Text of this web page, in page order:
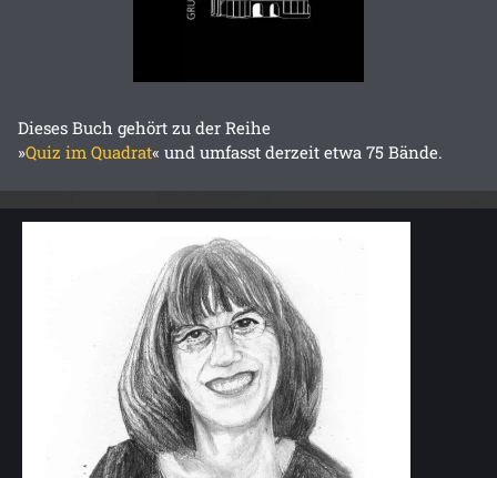
Dieses Buch gehört zu der Reihe
»Quiz im Quadrat« und umfasst derzeit etwa 75 Bände.